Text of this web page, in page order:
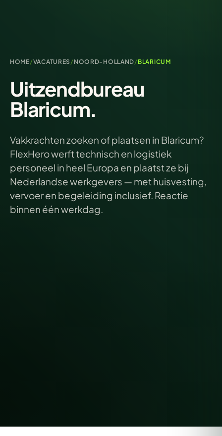
HOME/VACATURES / NOORD-HOLLAND/ BLARICUM
Uitzendbureau
Blaricum.
Vakkrachten zoeken of plaatsen in Blaricum?
FlexHero werft technisch en logistiek
personeel in heel Europa en plaatst ze bij
Nederlandse werkgevers — met huisvesting,
vervoer en begeleiding inclusief. Reactie
binnen één werkdag.